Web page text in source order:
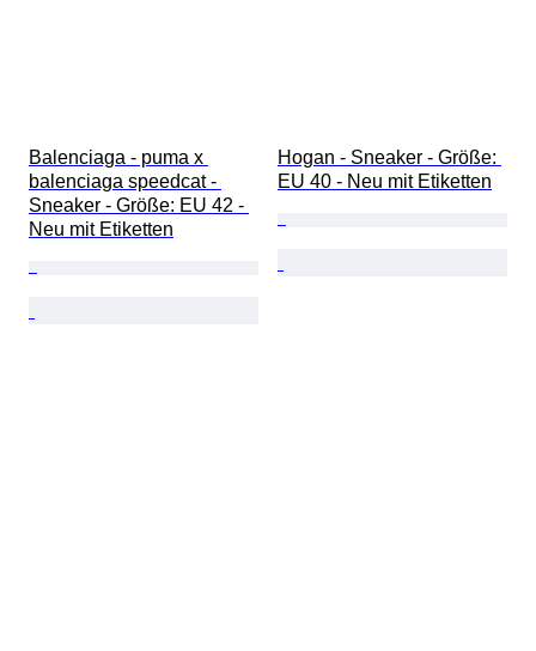
Balenciaga - puma x
balenciaga speedcat -
Sneaker - Größe: EU 42 -
Neu mit Etiketten
Hogan - Sneaker - Größe:
EU 40 - Neu mit Etiketten